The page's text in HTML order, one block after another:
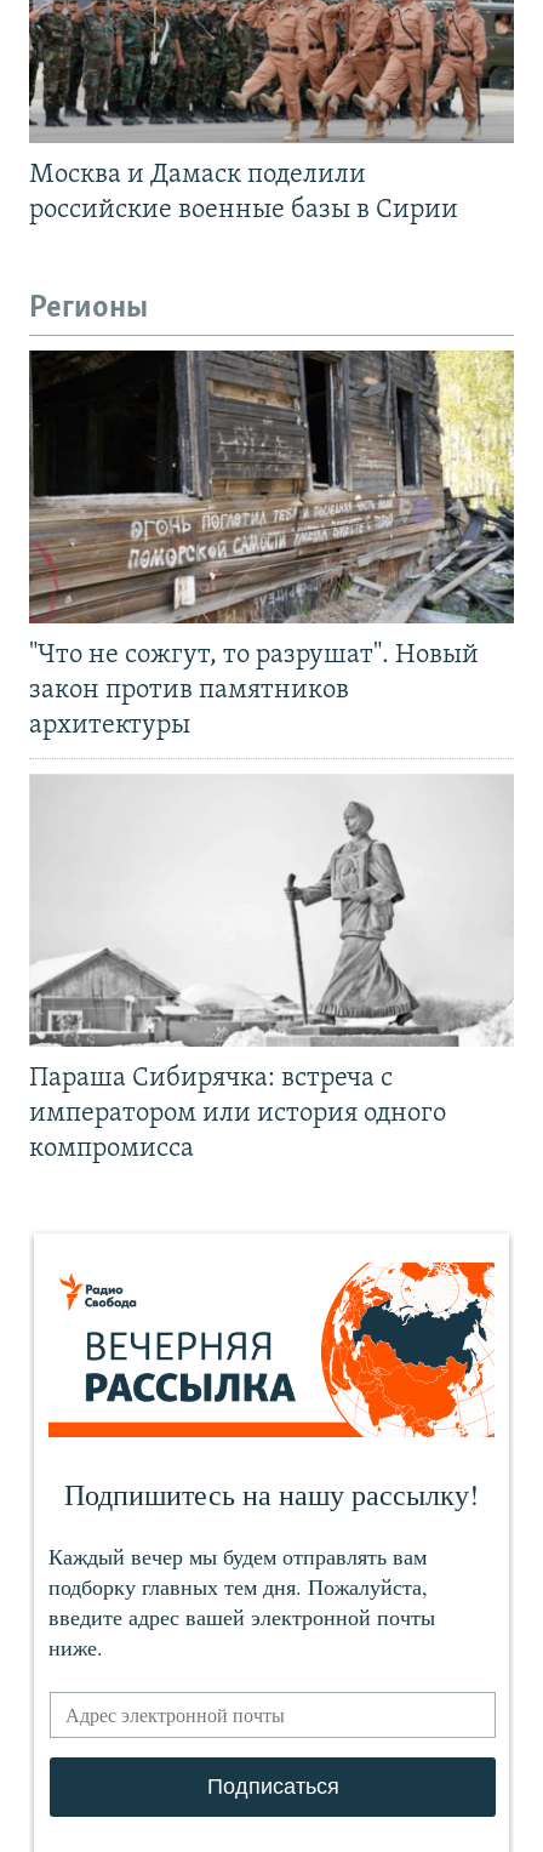
Москва и Дамаск поделили
российские военные базы в Сирии
Регионы
"Что не сожгут, то разрушат". Новый
закон против памятников
архитектуры
Параша Сибирячка: встреча с
императором или история одного
компромисса